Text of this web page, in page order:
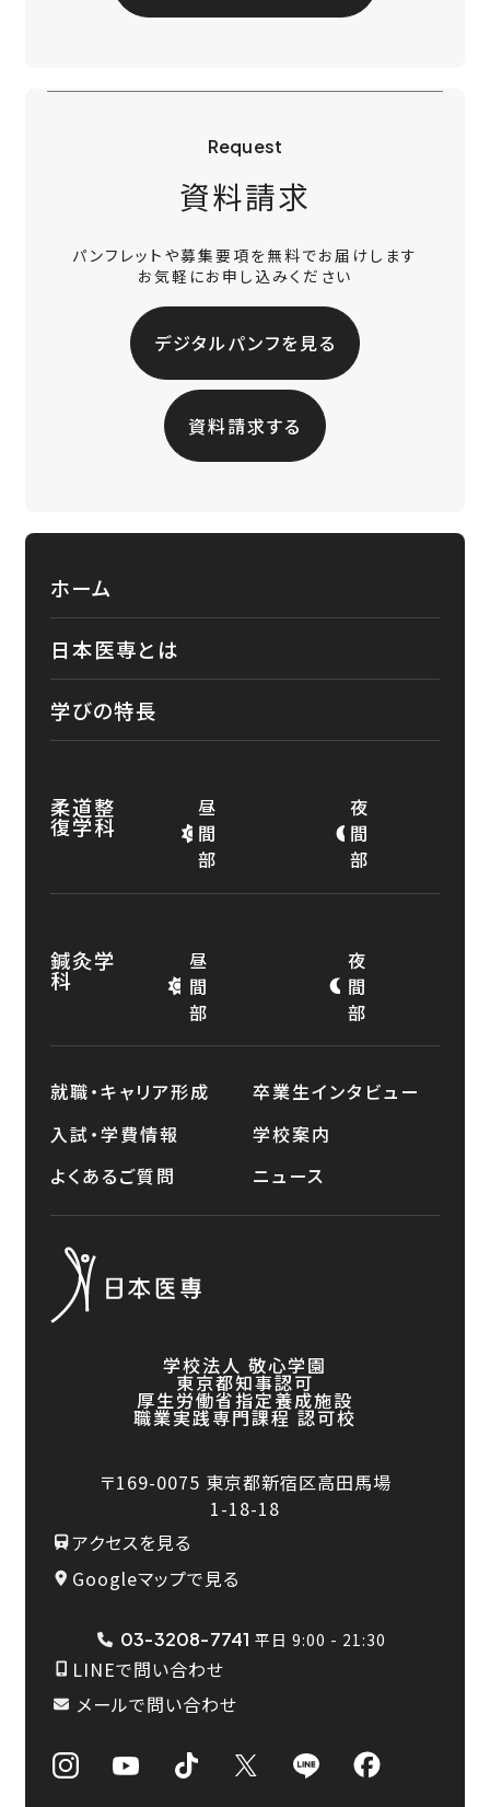
Request
資料請求
パンフレットや募集要項を無料でお届けします
お気軽にお申し込みください
デジタルパンフを見る
資料請求する
学校法人 敬心学園
東京都知事認可
厚生労働省指定養成施設
職業実践専門課程 認可校
〒169-0075 東京都新宿区高田馬場
1-18-18
アクセスを見る
Googleマップで見る
03-3208-7741 平日 9:00 - 21:30
LINEで問い合わせ
メールで問い合わせ
ホーム
日本医専とは
学びの特長
柔道整
復学科
昼
間
部
夜
間
部
鍼灸学
科
昼
間
部
夜
間
部
就職・キャリア形成
卒業生インタビュー
入試・学費情報
学校案内
よくあるご質問
ニュース